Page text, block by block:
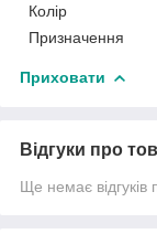
Колір
Призначення
Приховати
Відгуки про
Ще немає відгуків